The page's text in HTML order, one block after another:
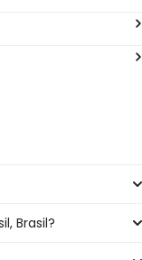
Brasil?